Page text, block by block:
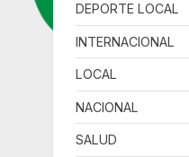
DEPORTE LOCAL
INTERNACIONAL
LOCAL
NACIONAL
SALUD